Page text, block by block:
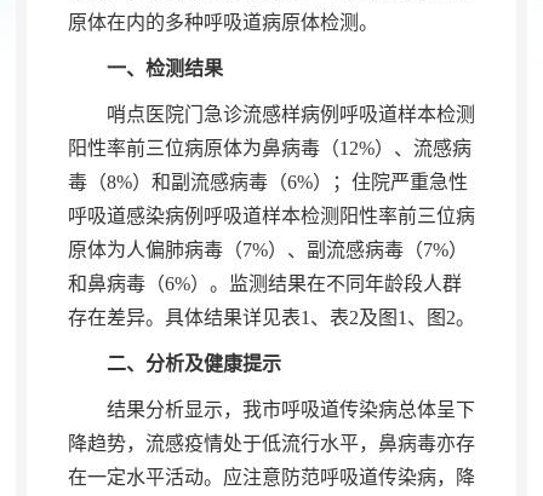
原体在内的多种呼吸道病原体检测。
一、检测结果
哨点医院门急诊流感样病例呼吸道样本检测
阳性率前三位病原体为鼻病毒（12%）、流感病
毒（8%）和副流感病毒（6%）
； 住院严重急性
呼吸道感染病例呼吸道样本检测阳性率前三位病
原体为人偏肺病毒（7%）、副流感病毒（7%）
和鼻病毒（6%）。监测结果在不同年龄段人群
存在差异。 具体结果详见表1、表2及图1、图2。
二、分析及健康提示
结果分析显示， 我市呼吸道传染病总体呈下
降趋势，流感疫情处于低流行水平， 鼻病毒亦存
在一定水平活动。应注意防范呼吸道传染病，
降